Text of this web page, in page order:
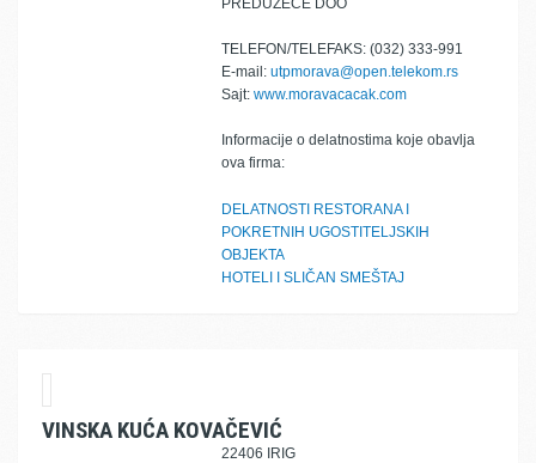
PREDUZEĆE DOO
TELEFON/TELEFAKS: (032) 333-991
E-mail: utpmorava@open.telekom.rs
Sajt: www.moravacacak.com
Informacije o delatnostima koje obavlja
ova firma:
DELATNOSTI RESTORANA I
POKRETNIH UGOSTITELJSKIH
OBJEKTA
HOTELI I SLIČAN SMEŠTAJ
VINSKA KUĆA KOVAČEVIĆ
22406 IRIG